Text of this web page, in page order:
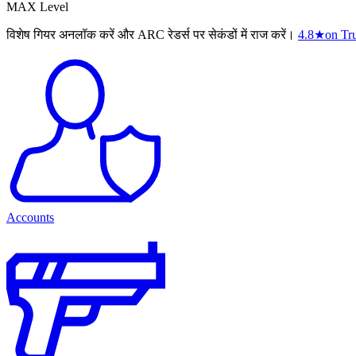
MAX Level
विशेष गियर अनलॉक करें और ARC रेडर्स पर सेकंडों में राज करें। 4.8★on
Accounts